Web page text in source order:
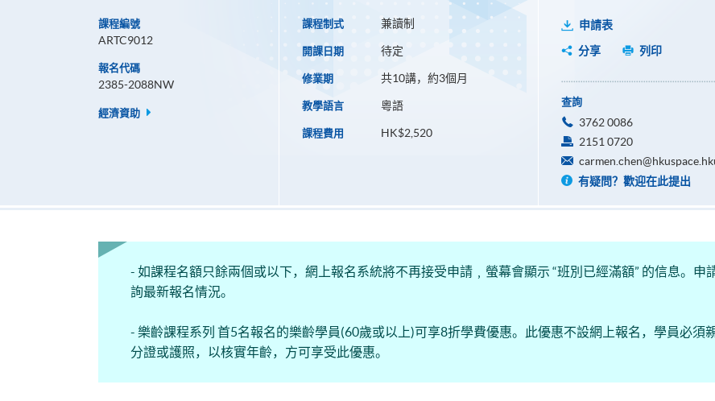
課程編號
ARTC9012
報名代碼
2385-2088NW
經濟資助
課程制式 兼讀制
開課日期 待定
修業期 共10講，約3個月
教學語言 粵語
課程費用 HK$2,520
申請表
分享
列印
查詢
3762 0086
2151 0720
有疑問？歡迎在此提出
- 如課程名額只餘兩個或以下，網上報名系統將不再接受申請﹐螢幕會顯示 “班別已經滿額” 的信息。申
詢最新報名情況。
- 樂齡課程系列 首5名報名的樂齡學員(60歲或以上)可享8折學費優惠。此優惠不設網上報名，學員必須
分證或護照，以核實年齡，方可享受此優惠。